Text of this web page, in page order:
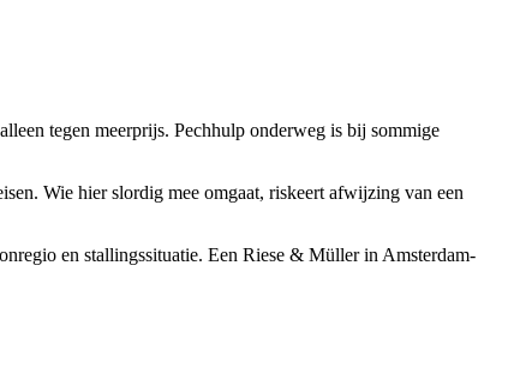
tegen meerprijs. Pechhulp onderweg is bij sommige
Wie hier slordig mee omgaat, riskeert afwijzing van een
en stallingssituatie. Een Riese & Müller in Amsterdam-